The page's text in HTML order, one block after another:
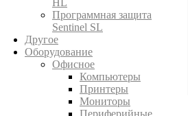
HL
Программная защита
Sentinel SL
Другое
Оборудование
Офисное
Компьютеры
Принтеры
Мониторы
Периферийные